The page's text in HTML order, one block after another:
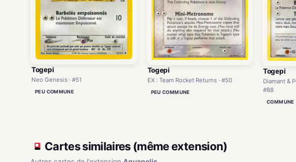
Togepi
Neo Genesis · #51
PEU COMMUNE
Togepi
EX : Team Rocket Returns · #50
PEU COMMUNE
Togepi
Diamant &
#88
COMMUNE
Cartes similaires (même extension)